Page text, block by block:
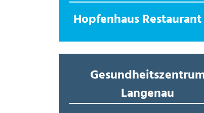
Hopfenhaus Restaurant
Langenau